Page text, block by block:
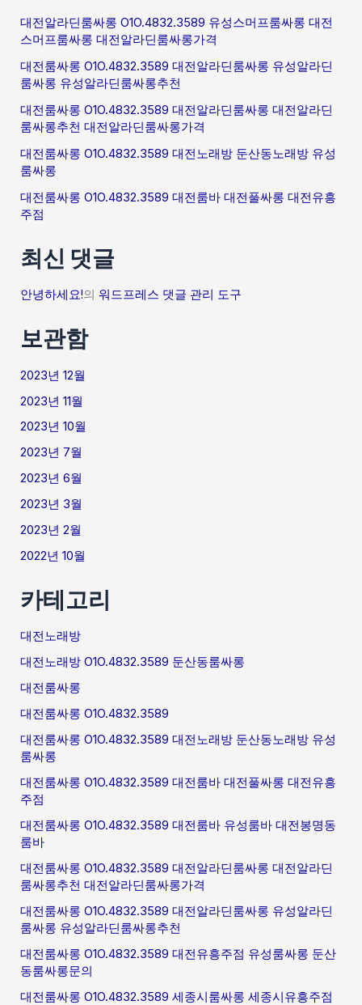
대전알라딘룸싸롱 O1O.4832.3589 유성스머프룸싸롱 대전
스머프룸싸롱 대전알라딘룸싸롱가격
대전룸싸롱 O1O.4832.3589 대전알라딘룸싸롱 유성알라딘
룸싸롱 유성알라딘룸싸롱추천
대전룸싸롱 O1O.4832.3589 대전알라딘룸싸롱 대전알라딘
룸싸롱추천 대전알라딘룸싸롱가격
대전룸싸롱 O1O.4832.3589 대전노래방 둔산동노래방 유성
룸싸롱
대전룸싸롱 O1O.4832.3589 대전룸바 대전풀싸롱 대전유흥
주점
최신 댓글
안녕하세요!의워드프레스 댓글 관리 도구
보관함
2023년 12월
2023년 11월
2023년 10월
2023년 7월
2023년 6월
2023년 3월
2023년 2월
2022년 10월
카테고리
대전노래방
대전노래방 O1O.4832.3589 둔산동룸싸롱
대전룸싸롱
대전룸싸롱 O1O.4832.3589
대전룸싸롱 O1O.4832.3589 대전노래방 둔산동노래방 유성
룸싸롱
대전룸싸롱 O1O.4832.3589 대전룸바 대전풀싸롱 대전유흥
주점
대전룸싸롱 O1O.4832.3589 대전룸바 유성룸바 대전봉명동
룸바
대전룸싸롱 O1O.4832.3589 대전알라딘룸싸롱 대전알라딘
룸싸롱추천 대전알라딘룸싸롱가격
대전룸싸롱 O1O.4832.3589 대전알라딘룸싸롱 유성알라딘
룸싸롱 유성알라딘룸싸롱추천
대전룸싸롱 O1O.4832.3589 대전유흥주점 유성룸싸롱 둔산
동룸싸롱문의
대전룸싸롱 O1O.4832.3589 세종시룸싸롱 세종시유흥주점